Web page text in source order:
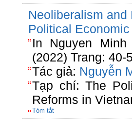
Neoliberalism
Political
In Nguyen
(2022) Trang: 40-
Tác giả: Nguyễn
Tạp chí: The
Reforms in
Tóm tắt